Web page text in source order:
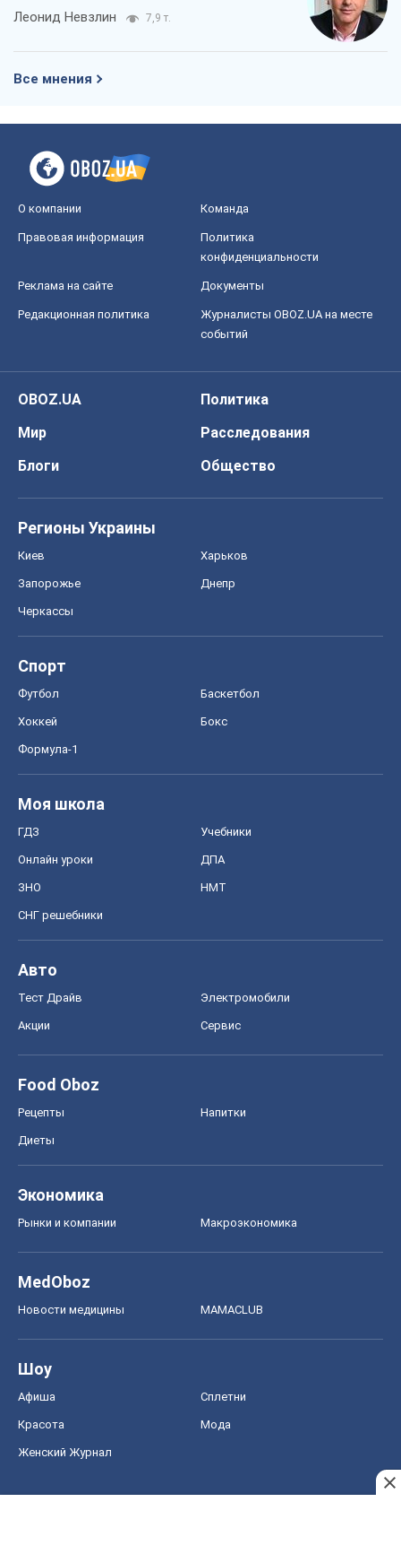
Леонид Невзлин 7,9 т.
Все мнения
О компании Команда
Правовая информация
Политика
конфиденциальности
Реклама на сайте Документы
Редакционная политика
Журналисты OBOZ.UA на месте
событий
OBOZ.UA
Политика
Мир
Расследования
Блоги
Общество
Регионы Украины
Киев Харьков
Запорожье Днепр
Черкассы
Спорт
Футбол Баскетбол
Хоккей Бокс
Формула-1
Моя школа
ГДЗ Учебники
Онлайн уроки ДПА
ЗНО НМТ
СНГ решебники
Авто
Тест Драйв Электромобили
Акции Сервис
Food Oboz
Рецепты Напитки
Диеты
Экономика
Рынки и компании Mакроэкономика
MedOboz
Новости медицины MAMACLUB
Шоу
Афиша Сплетни
Красота Мода
Женский Журнал